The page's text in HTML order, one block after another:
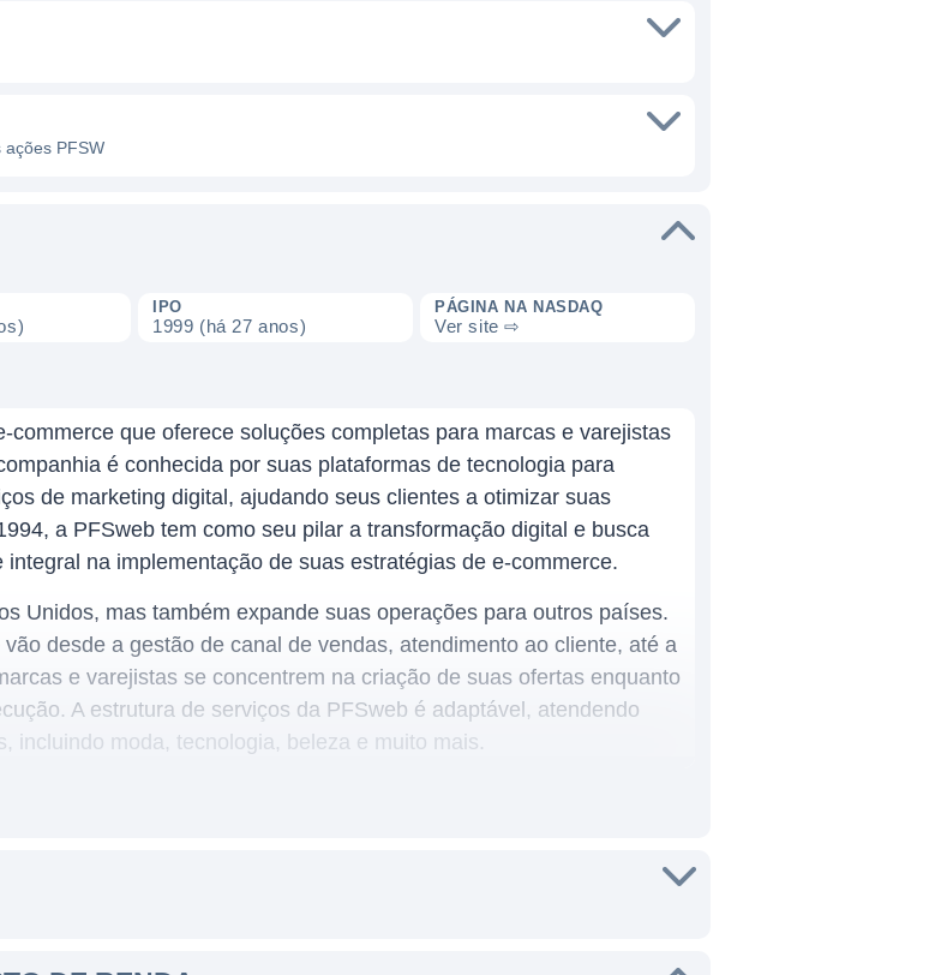
PFSW
IPO
1999 (há 27 anos)
PÁGINA NA NASDAQ
Ver site ⇨
que oferece soluções completas para marcas e varejistas
é conhecida por suas plataformas de tecnologia para
de marketing digital, ajudando seus clientes a otimizar suas
a PFSweb tem como seu pilar a transformação digital e busca
na implementação de suas estratégias de e-commerce.
Unidos, mas também expande suas operações para outros países.
desde a gestão de canal de vendas, atendimento ao cliente, até a
e varejistas se concentrem na criação de suas ofertas enquanto
A estrutura de serviços da PFSweb é adaptável, atendendo
incluindo moda, tecnologia, beleza e muito mais.
linhas de serviço que se complementam. Entre essas linhas, estão:
a distribuição e entrega dos produtos, garantindo que os clientes